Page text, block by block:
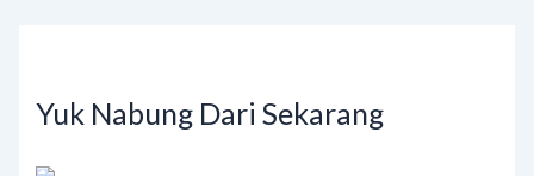
Yuk Nabung Dari Sekarang